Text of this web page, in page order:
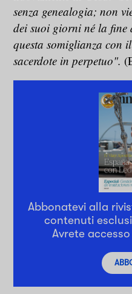
senza genealogia; non
dei suoi giorni né la
questa somiglianza con
sacerdote in perpetuo".
Abbonatevi alla
contenuti
Avrete